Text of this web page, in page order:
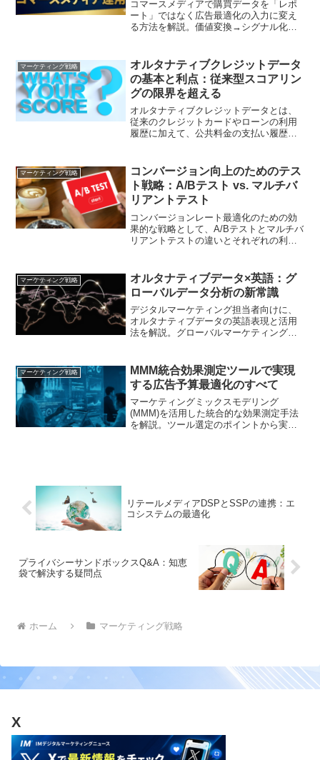
コマースメディアで購買データを「レポ
ート」ではなく広告最適化の入力に変え
る方法を解説。価値変換→シグナル化→
手順をまとめます
マーケティング戦略
オルタナティブクレジットデータ
の基本と利点：従来型スコアリン
グの限界を超える
オルタナティブクレジットデータとは、
従来のクレジットカードやローンの利用
履歴に加えて、公共料金の支払い履歴や
ムです。本記事では、オルタナティブク
レジットデータの基本概念や利点を解説
し、従来型スコアリングの限界を超える
方法を紹介します
マーケティング戦略
コンバージョン向上のためのテス
ト戦略：A/Bテスト vs. マルチバ
リアントテスト
コンバージョンレート最適化のための効
果的な戦略として、A/Bテストとマルチバ
リアントテストの違いとそれぞれの利点
築するためのガイドを提供します。
マーケティング戦略
オルタナティブデータ×英語：グ
ローバルデータ分析の新常識
デジタルマーケティング担当者向けに、
オルタナティブデータの英語表現と活用
法を解説。グローバルマーケティングに
マーケティング戦略
MMM統合効果測定ツールで実現
する広告予算最適化のすべて
マーケティングミックスモデリング
(MMM)を活用した統合的な効果測定手法
を解説。ツール選定のポイントから実践
リテールメディアDSPとSSPの連携：エ
コシステムの最適化
プライバシーサンドボックスQ&A：知恵
袋で解決する疑問点
ホーム マーケティング戦略
X